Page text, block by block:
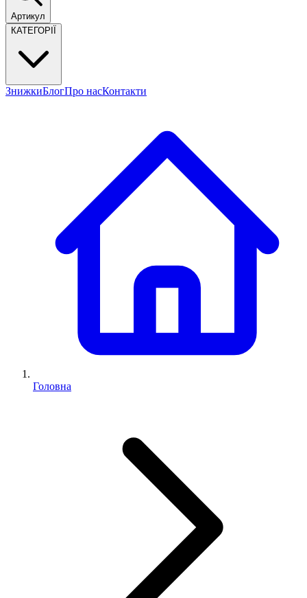
Артикул
КАТЕГОРІЇ
ЗнижкиБлогПро насКонтакти
Головна